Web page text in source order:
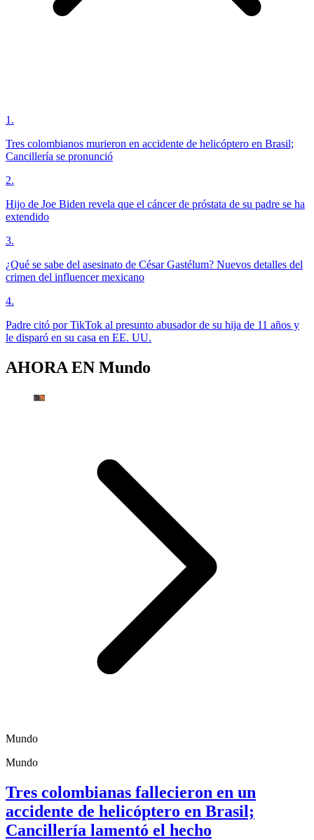
1 .
Tres colombianos murieron en accidente de helicóptero en Brasil;
Cancillería se pronunció
2.
Hijo de Joe Biden revela que el cáncer de próstata de su padre se ha
extendido
3.
¿Qué se sabe del asesinato de César Gastélum? Nuevos detalles del
crimen del influencer mexicano
4.
Padre citó por TikTok al presunto abusador de su hija de 11 años y
le disparó en su casa en EE. UU.
AHORA EN Mundo
Mundo
Mundo
Tres colombianas fallecieron en un
accidente de helicóptero en Brasil;
Cancillería lamentó el hecho